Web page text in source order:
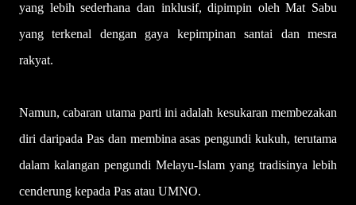
yang lebih sederhana dan inklusif, dipimpin oleh Mat Sabu
yang terkenal dengan gaya kepimpinan santai dan mesra
rakyat.
Namun, cabaran utama parti ini adalah kesukaran membezakan
diri daripada Pas dan membina asas pengundi kukuh, terutama
dalam kalangan pengundi Melayu-Islam yang tradisinya lebih
cenderung kepada Pas atau UMNO.